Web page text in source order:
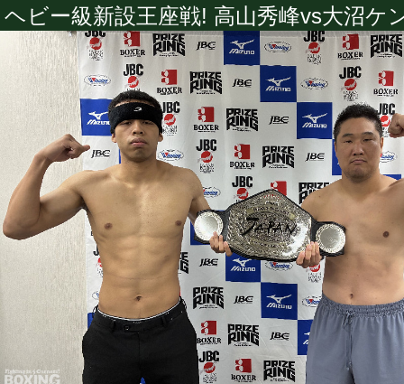
ヘビー級新設王座戦! 高山秀峰vs大沼ケ